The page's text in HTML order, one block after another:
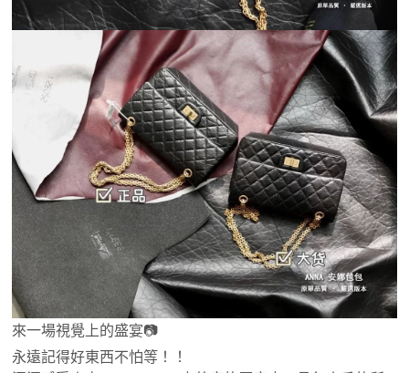
來一場視覺上的盛宴📷
永遠記得好東西不怕等！！